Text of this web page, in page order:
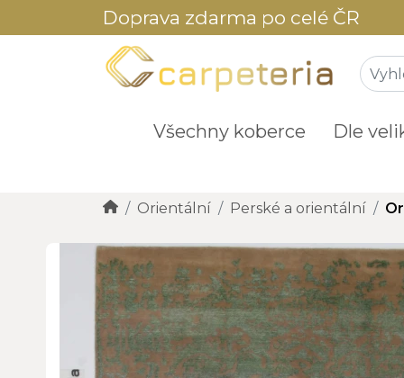
Doprava zdarma po celé ČR
Všechny koberce Dle
Orientální Perské a orientální